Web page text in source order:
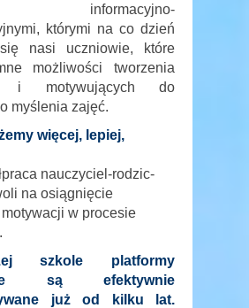
informacyjno-
którymi na co dzień
się nasi uczniowie, które
możliwości tworzenia
i motywujących do
myślenia zajęć.
więcej, lepiej,
nauczyciel-rodzic-
na osiągnięcie
w procesie
szkole platformy
są efektywnie
już od kilku lat.